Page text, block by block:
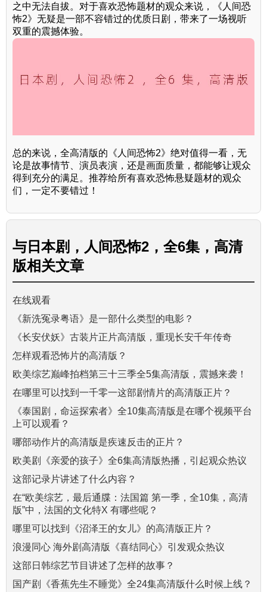
之中无法自拔。对于喜欢恐怖题材的观众来说，《人间恐
怖2》无疑是一部不容错过的优质日剧，带来了一场视听
双重的震撼体验。
总的来说，全高清版的《人间恐怖2》绝对值得一看，无
论是故事情节、演员表演，还是画面质量，都能够让观众
得到充分的满足。推荐给所有喜欢恐怖悬疑题材的观众
们，一定不要错过！
与 日本剧，人间恐怖2，全6集，高清
版相关文章
在线观看
《新洗冤录粤语》是一部什么类型的电影？
《长安伏妖》古装片正片高清版，重现长安千年传奇
怎样观看恐怖片的高清版？
欧美综艺巅峰拍档第三十三季全5集高清版，震撼来袭！
在哪里可以找到一千零一这部剧情片的高清版正片？
《泰国剧，命运探索者》全10集高清版是在哪个视频平台
上可以观看？
哪部动作片的高清版是疾速反击的正片？
欧美剧《亲爱的孩子》全6集高清版热播，引起观众热议
这部记录片讲述了什么内容？
在“欧美综艺，最后通牒：法国篇 第一季，全10集，高清
版”中，法国的文化特X 有哪些呢？
哪里可以找到《沼泽王的女儿》的高清版正片？
浪漫同心 海外剧高清版《喜结同心》引发观众热议
这部日韩综艺节目讲述了怎样的故事？
国产剧《香蕉先生不睡觉》全24集高清版什么时候上线？